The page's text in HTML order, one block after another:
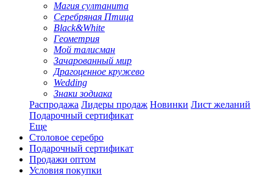
Магия султанита
Серебряная Птица
Black&White
Геометрия
Мой талисман
Зачарованный мир
Драгоценное кружево
Wedding
Знаки зодиака
Распродажа Лидеры продаж Новинки Лист желаний
Подарочный сертификат
Еще
Столовое серебро
Подарочный сертификат
Продажи оптом
Условия покупки